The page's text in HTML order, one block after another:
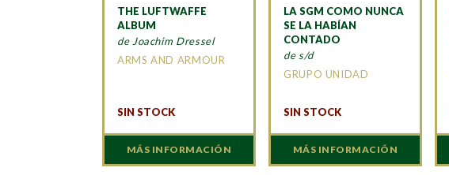
THE LUFTWAFFE
ALBUM
de Joachim Dressel
ARMS AND ARMOUR
SIN STOCK
MÁS INFORMACIÓN
LA SGM COMO NUNCA
SE LA HABÍAN
CONTADO
de s/d
GRUPO UNIDAD
SIN STOCK
MÁS INFORMACIÓN